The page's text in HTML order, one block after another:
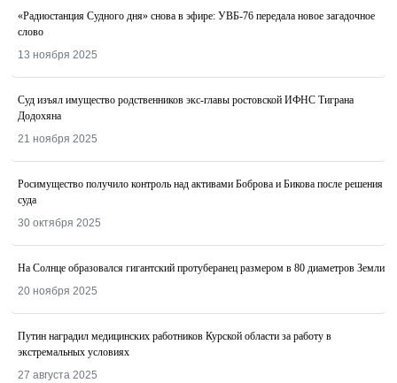
«Радиостанция Судного дня» снова в эфире: УВБ-76 передала новое загадочное
слово
13 ноября 2025
Суд изъял имущество родственников экс-главы ростовской ИФНС Тиграна
Додохяна
21 ноября 2025
Росимущество получило контроль над активами Боброва и Бикова после решения
суда
30 октября 2025
На Солнце образовался гигантский протуберанец размером в 80 диаметров Земли
20 ноября 2025
Путин наградил медицинских работников Курской области за работу в
экстремальных условиях
27 августа 2025